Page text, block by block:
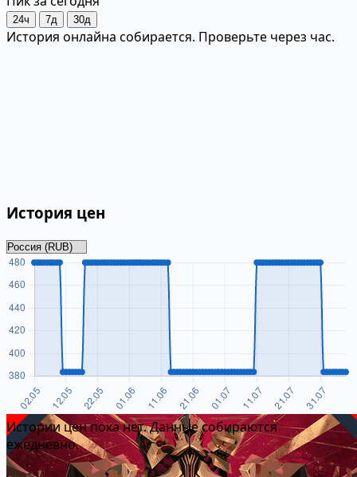
24ч 7д 30д
История онлайна собирается. Проверьте через час.
История цен
Истории цен пока нет. Данные собираются
ежедневно.